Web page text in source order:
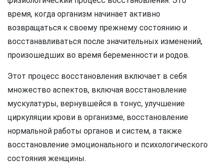
время, когда организм начинает активно
возвращаться к своему прежнему состоянию и
восстанавливаться после значительных изменений,
произошедших во время беременности и родов.
Этот процесс восстановления включает в себя
множество аспектов, включая восстановление
мускулатуры, вернувшейся в тонус, улучшение
циркуляции крови в организме, восстановление
нормальной работы органов и систем, а также
восстановление эмоционального и психологического
состояния женщины.